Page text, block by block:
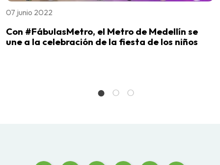
07 junio 2022
Con #FábulasMetro, el Metro de Medellín se
une a la celebración de la fiesta de los niños